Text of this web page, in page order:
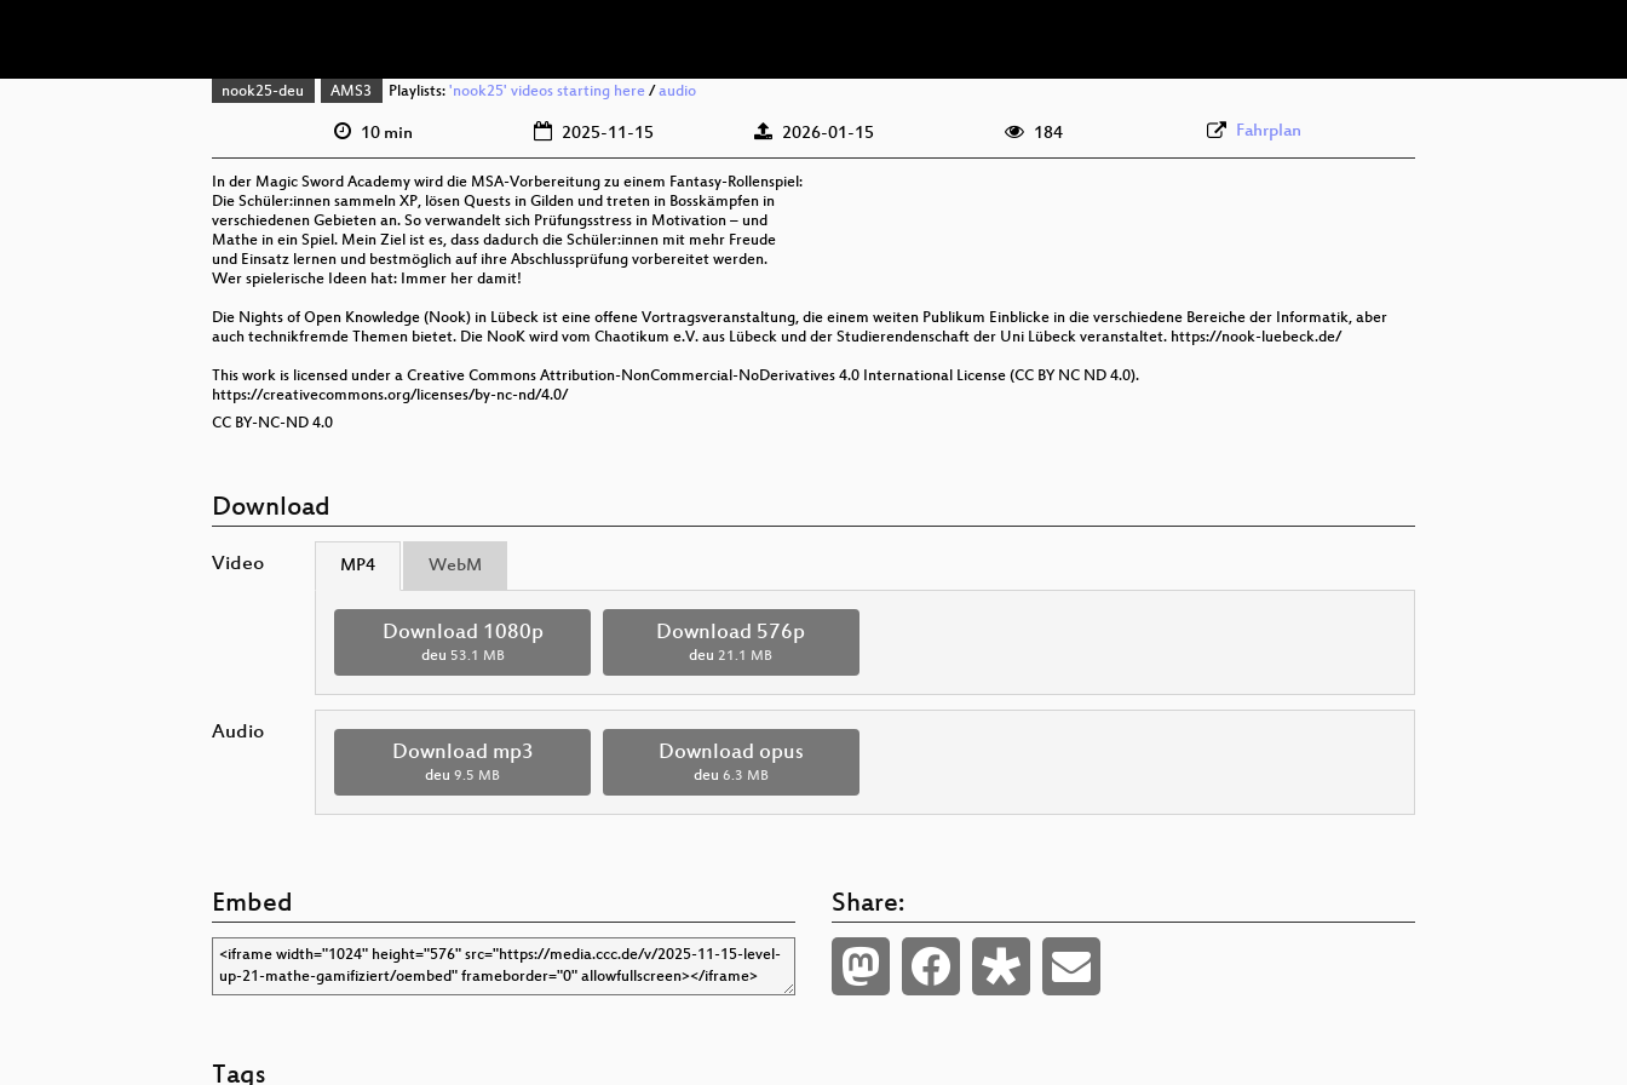
nook25-deu AMS3 Playlists: 'nook25' videos starting here/ audio
10 min 2025-11-15 2026-01-15 184 Fahrplan
In der Magic Sword Academy wird die MSA-Vorbereitung zu einem Fantasy-Rollenspiel:
Die Schüler:innen sammeln XP, lösen Quests in Gilden und treten in Bosskämpfen in
verschiedenen Gebieten an. So verwandelt sich Prüfungsstress in Motivation – und
Mathe in ein Spiel. Mein Ziel ist es, dass dadurch die Schüler:innen mit mehr Freude
und Einsatz lernen und bestmöglich auf ihre Abschlussprüfung vorbereitet werden.
Wer spielerische Ideen hat: Immer her damit!
Die Nights of Open Knowledge (Nook) in Lübeck ist eine offene Vortragsveranstaltung, die einem weiten Publikum Einblicke in die verschiedene Bereiche der Informatik, aber
auch technikfremde Themen bietet. Die NooK wird vom Chaotikum e.V. aus Lübeck und der Studierendenschaft der Uni Lübeck veranstaltet. https://nook-luebeck.de/
This work is licensed under a Creative Commons Attribution-NonCommercial-NoDerivatives 4.0 International License (CC BY NC ND 4.0).
https://creativecommons.org/licenses/by-nc-nd/4.0/
CC BY-NC-ND 4.0
Download
Video MP4 WebM
Download 1080p
deu 53.1 MB
Download 576p
deu 21.1 MB
Audio
Download mp3
deu 9.5 MB
Download opus
deu 6.3 MB
Embed Share:
Tags